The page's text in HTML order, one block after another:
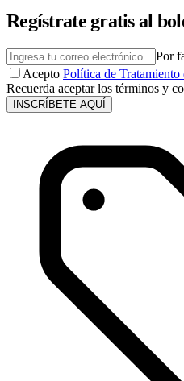
Regístrate gratis al
Por
Acepto Política de Tratamiento
Recuerda aceptar los términos y
INSCRÍBETE AQUÍ